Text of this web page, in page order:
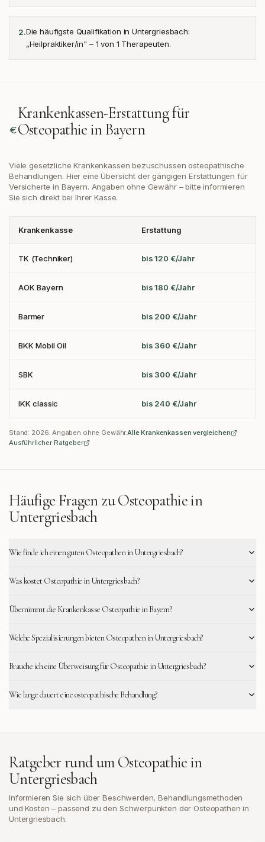
2.Die häufigste Qualifikation in Untergriesbach:
„Heilpraktiker/in" – 1 von 1 Therapeuten.
Krankenkassen-Erstattung für
Osteopathie inBayern
Viele gesetzliche Krankenkassen bezuschussen osteopathische
Behandlungen. Hier eine Übersicht der gängigen Erstattungen für
Versicherte in Bayern. Angaben ohne Gewähr – bitte informieren
Sie sich direkt bei Ihrer Kasse.
Krankenkasse Erstattung
TK (Techniker) bis 120 €/Jahr
AOK Bayern bis 180 €/Jahr
Barmer bis 200 €/Jahr
BKK Mobil Oil bis 360 €/Jahr
SBK bis 300 €/Jahr
IKK classic bis 240 €/Jahr
Stand: 2026 . Angaben ohne Gewähr. Alle Krankenkassen vergleichen
Ausführlicher Ratgeber
Häufige Fragen zu Osteopathie in
Untergriesbach
Wie finde ich einen guten Osteopathen in Untergriesbach?
Was kostet Osteopathie in Untergriesbach?
Übernimmt die Krankenkasse Osteopathie in Bayern?
Welche Spezialisierungen bieten Osteopathen in Untergriesbach?
Brauche ich eine Überweisung für Osteopathie in Untergriesbach?
Wie lange dauert eine osteopathische Behandlung?
Ratgeber rund um Osteopathie in
Untergriesbach
Informieren Sie sich über Beschwerden, Behandlungsmethoden
und Kosten – passend zu den Schwerpunkten der Osteopathen in
Untergriesbach.